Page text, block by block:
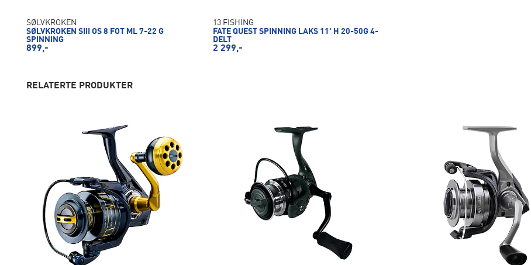
SØLVKROKEN
SØLVKROKEN SIII OS 8 FOT ML 7-22 G
SPINNING
899,-
13 FISHING
FATE QUEST SPINNING LAKS 11' H 20-50G 4-
DELT
2 299,-
RELATERTE PRODUKTER